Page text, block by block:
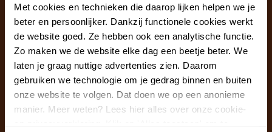
Met cookies en technieken die daarop lijken helpen we je
beter en persoonlijker. Dankzij functionele cookies werkt
de website goed. Ze hebben ook een analytische functie.
Zo maken we de website elke dag een beetje beter. We
laten je graag nuttige advertenties zien. Daarom
gebruiken we technologie om je gedrag binnen en buiten
onze website te volgen. Dat doen we op een anonieme
manier. Meer weten? Lees hier alles over onze cookie-
Naar de klantenservice & FAQ
+31 (0)13 785 62 41
info@jouwoutlet.nl